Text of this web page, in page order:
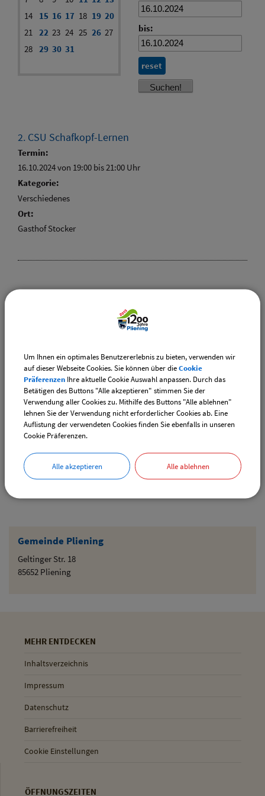
Gemeinde Pliening
Geltinger Str. 18
85652 Pliening
14
15 16 17 18 19 20
21 22 23 24 25 26 27
28 29 30 31
bis:
reset
2. CSU Schafkopf-Lernen
Termin:
16.10.2024 von 19:00 bis 21:00 Uhr
Kategorie:
Verschiedenes
Ort:
Gasthof Stocker
Vereinsangebote speziell für junge Leute
Downloads
Den gewählten Termin als VCS-Kalenderdatei
downloaden
Den gewählten Termin als iCal-Kalenderdatei
MEHR ENTDECKEN
Inhaltsverzeichnis
Impressum
Datenschutz
Barrierefreiheit
Cookie Einstellungen
ÖFFNUNGSZEITEN
Um Ihnen ein optimales Benutzererlebnis zu bieten, verwenden wir
auf dieser Webseite Cookies. Sie können über dieCookie
Präferenzen Ihre aktuelle Cookie Auswahl anpassen. Durch das
Betätigen des Buttons "Alle akzeptieren" stimmen Sie der
Verwendung aller Cookies zu. Mithilfe des Buttons "Alle ablehnen"
lehnen Sie der Verwendung nicht erforderlicher Cookies ab. Eine
Auflistung der verwendeten Cookies finden Sie ebenfalls in unseren
Cookie Präferenzen.
Alle akzeptieren Alle ablehnen